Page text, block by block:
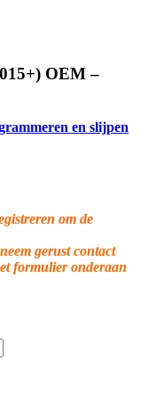
OEM –
en slijpen
om de
gerust contact
formulier onderaan